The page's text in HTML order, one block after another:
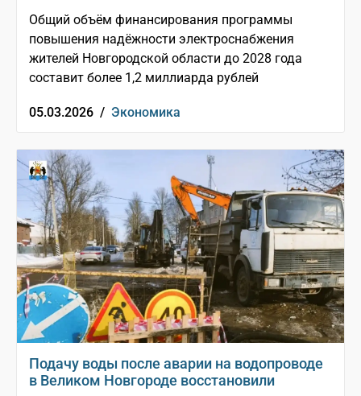
Общий объём финансирования программы
повышения надёжности электроснабжения
жителей Новгородской области до 2028 года
составит более 1,2 миллиарда рублей
05.03.2026 / Экономика
Подачу воды после аварии на водопроводе
в Великом Новгороде восстановили